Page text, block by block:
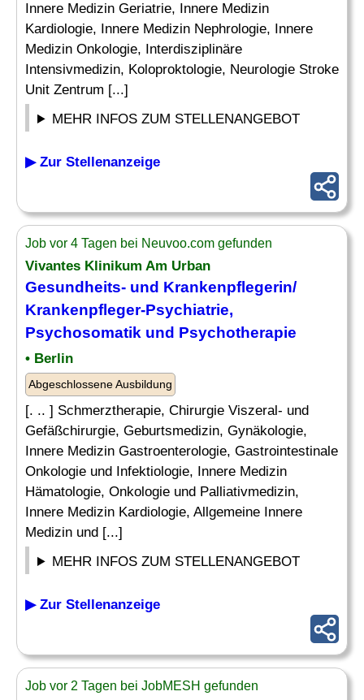
Innere Medizin Geriatrie, Innere Medizin
Kardiologie, Innere Medizin Nephrologie, Innere
Medizin Onkologie, Interdisziplinäre
Intensivmedizin, Koloproktologie, Neurologie Stroke
Unit Zentrum [...]
MEHR INFOS ZUM STELLENANGEBOT
▶ Zur Stellenanzeige
Job vor 4 Tagen bei Neuvoo.com gefunden
Vivantes Klinikum Am Urban
Gesundheits- und Krankenpflegerin/
Krankenpfleger-Psychiatrie,
Psychosomatik und Psychotherapie
• Berlin
Abgeschlossene Ausbildung
[. .. ] Schmerztherapie, Chirurgie Viszeral- und
Gefäßchirurgie, Geburtsmedizin, Gynäkologie,
Innere Medizin Gastroenterologie, Gastrointestinale
Onkologie und Infektiologie, Innere Medizin
Hämatologie, Onkologie und Palliativmedizin,
Innere Medizin Kardiologie, Allgemeine Innere
Medizin und [...]
MEHR INFOS ZUM STELLENANGEBOT
▶ Zur Stellenanzeige
Job vor 2 Tagen bei JobMESH gefunden